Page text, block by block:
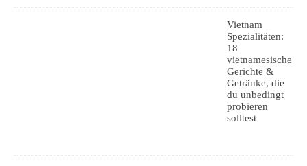
Vietnam
Spezialitäten:
18
vietnamesische
Gerichte &
Getränke, die
du unbedingt
probieren
solltest